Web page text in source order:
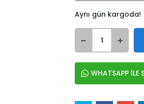
Aynı gün kargoda!
WHATSAPP İLE